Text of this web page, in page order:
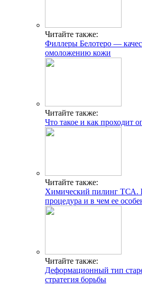
Читайте также:
Филлеры Белотеро —
омоложению кожи
Читайте также:
Что такое и как проходит
Читайте также:
Химический пилинг ТСА.
процедура и в чем ее
Читайте также:
Деформационный тип
стратегия борьбы